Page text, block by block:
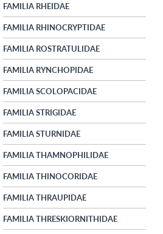
FAMILIA RHEIDAE
FAMILIA RHINOCRYPTIDAE
FAMILIA ROSTRATULIDAE
FAMILIA RYNCHOPIDAE
FAMILIA SCOLOPACIDAE
FAMILIA STRIGIDAE
FAMILIA STURNIDAE
FAMILIA THAMNOPHILIDAE
FAMILIA THINOCORIDAE
FAMILIA THRAUPIDAE
FAMILIA THRESKIORNITHIDAE